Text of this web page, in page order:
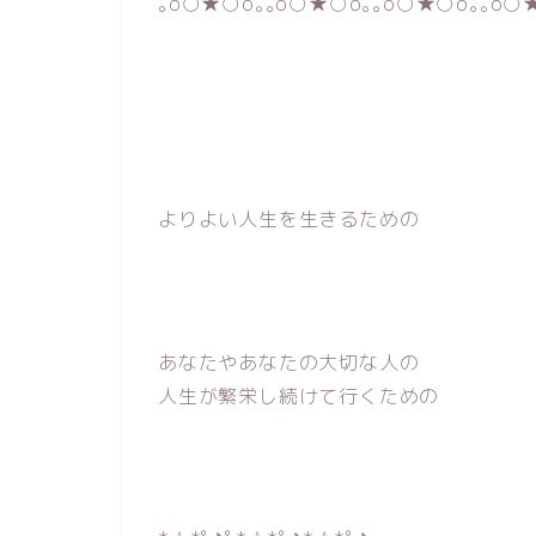
よりよい人生を生きるための
あなたやあなたの大切な人の
人生が繁栄し続けて行くための